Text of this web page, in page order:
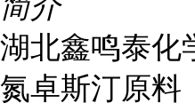
湖北鑫鸣泰化
氮卓斯汀原料